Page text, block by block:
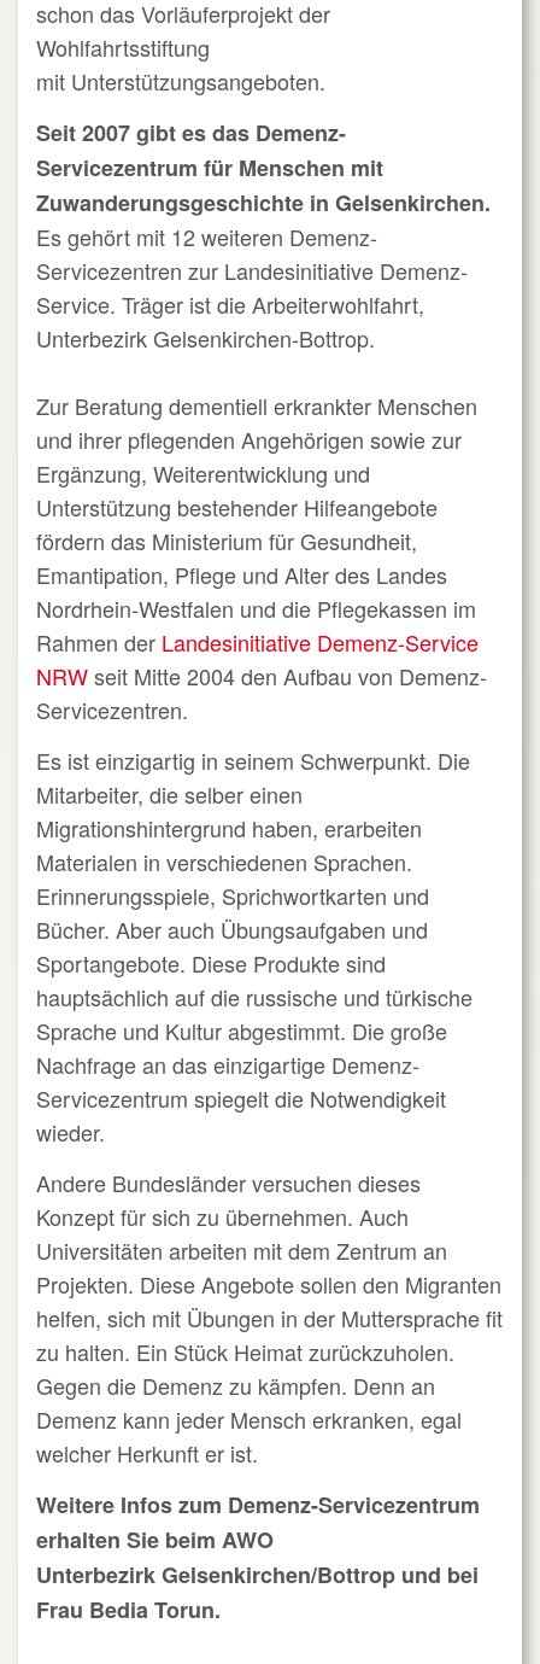
schon das Vorläuferprojekt der
Wohlfahrtsstiftung
mit Unterstützungsangeboten.
Seit 2007 gibt es das Demenz-
Servicezentrum für Menschen mit
Zuwanderungsgeschichte in Gelsenkirchen.
Es gehört mit 12 weiteren Demenz-
Servicezentren zur Landesinitiative Demenz-
Service. Träger ist die Arbeiterwohlfahrt,
Unterbezirk Gelsenkirchen-Bottrop.
Zur Beratung dementiell erkrankter Menschen
und ihrer pflegenden Angehörigen sowie zur
Ergänzung, Weiterentwicklung und
Unterstützung bestehender Hilfeangebote
fördern das Ministerium für Gesundheit,
Emantipation, Pflege und Alter des Landes
Nordrhein-Westfalen und die Pflegekassen im
Rahmen der Landesinitiative Demenz-Service
NRWseit Mitte 2004 den Aufbau von Demenz-
Servicezentren.
Es ist einzigartig in seinem Schwerpunkt. Die
Mitarbeiter, die selber einen
Migrationshintergrund haben, erarbeiten
Materialen in verschiedenen Sprachen.
Erinnerungsspiele, Sprichwortkarten und
Bücher. Aber auch Übungsaufgaben und
Sportangebote. Diese Produkte sind
hauptsächlich auf die russische und türkische
Sprache und Kultur abgestimmt. Die große
Nachfrage an das einzigartige Demenz-
Servicezentrum spiegelt die Notwendigkeit
wieder.
Andere Bundesländer versuchen dieses
Konzept für sich zu übernehmen. Auch
Universitäten arbeiten mit dem Zentrum an
Projekten. Diese Angebote sollen den Migranten
helfen, sich mit Übungen in der Muttersprache fit
zu halten. Ein Stück Heimat zurückzuholen.
Gegen die Demenz zu kämpfen. Denn an
Demenz kann jeder Mensch erkranken, egal
welcher Herkunft er ist.
Weitere Infos zum Demenz-Servicezentrum
erhalten Sie beim AWO
Unterbezirk Gelsenkirchen/Bottrop und bei
Frau Bedia Torun.